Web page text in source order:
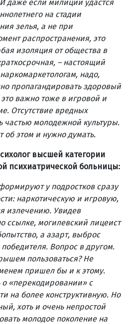
даже если милиции удастся
на стадии
зелья, а не при
распространения, это
изоляция от общества в
– настоящий
надо,
пропагандировать здоровый
важно тоже в игровой и
Отсутствие вредных
частью молодежной культуры.
об этом и нужно думать.
высшей категории
психиатрической больницы:
у подростков сразу
наркотическую и игровую,
излечению. Увидев
ссылке, могилевский лицеист
а азарт, выброс
Вопрос в другом.
пользоваться? Не
пришел бы и к этому.
«перекодировании» с
на более конструктивную. Но
хоть и очень непростой
молодое поколение на